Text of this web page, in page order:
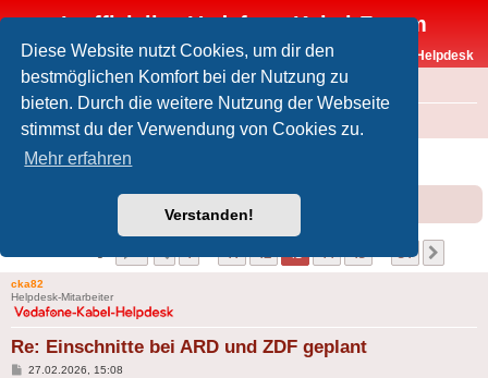
Diese Website nutzt Cookies, um dir den
bestmöglichen Komfort bei der Nutzung zu
bieten. Durch die weitere Nutzung der Webseite
stimmst du der Verwendung von Cookies zu.
Mehr erfahren
Verstanden!
Inoffizielles Vodafone-Kabel-Forum
Vodafone-Kabel-Helpdesk
FAQ
Foren-Übersicht Offtopic
Einschnitte bei ARD und ZDF geplant
Vorherige
1 41 42 43 44 45 51
cka82
Helpdesk-Mitarbeiter
Re: Einschnitte bei ARD und ZDF geplant
Beitrag
27.02.2026, 15:08